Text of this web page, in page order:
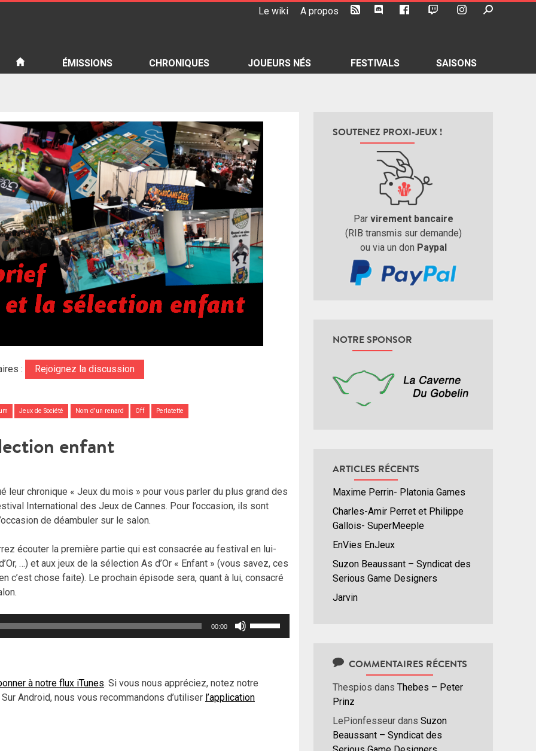
Le wiki A propos
ÉMISSIONS CHRONIQUES JOUEURS NÉS FESTIVALS SAISONS
: Rejoignez la discussion
Jeux de Société Nom d'un renard Off Perlatette
enfant
leur chronique « Jeux du mois » pour vous parler du plus grand des
International des Jeux de Cannes. Pour l’occasion, ils sont
de déambuler sur le salon.
écouter la première partie qui est consacrée au festival en lui-
…) et aux jeux de la sélection As d’Or « Enfant » (vous savez, ces
c’est chose faite). Le prochain épisode sera, quant à lui, consacré
00:00
à notre flux iTunes. Si vous nous appréciez, notez notre
Android, nous vous recommandons d’utiliser l’application
SOUTENEZ PROXI-JEUX !
Par virement bancaire
(RIB transmis sur demande)
ou via un don Paypal
NOTRE SPONSOR
ARTICLES RÉCENTS
Maxime Perrin- Platonia Games
Charles-Amir Perret et Philippe
Gallois- SuperMeeple
EnVies EnJeux
Suzon Beaussant – Syndicat des
Serious Game Designers
Jarvin
COMMENTAIRES RÉCENTS
Thespios dans Thebes – Peter
Prinz
LePionfesseur dans Suzon
Beaussant – Syndicat des